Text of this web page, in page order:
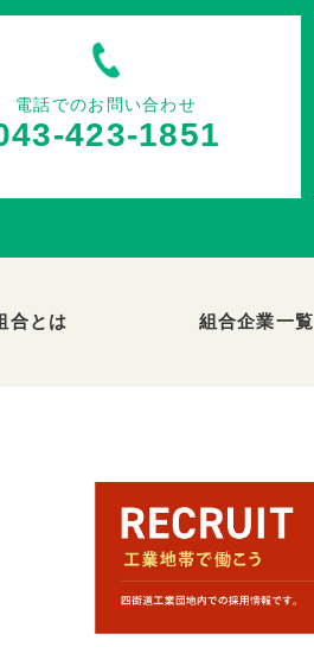
電話でのお問い合わせ
423-1851
合とは 組合企業一覧